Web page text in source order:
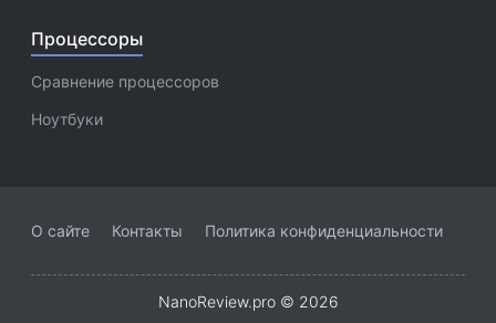
Процессоры
Сравнение процессоров
Ноутбуки
О сайте Контакты Политика конфиденциальности
NanoReview.pro © 2026